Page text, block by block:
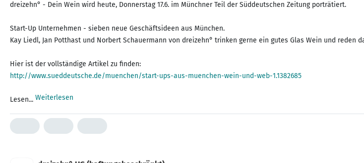
dreizehn° - Dein Wein wird heute, Donnerstag 17.6. im Münchner Teil der Süddeutschen Zeitung porträtiert.
Start-Up Unternehmen - sieben neue Geschäftsideen aus München.
Kay Liedl, Jan Potthast und Norbert Schauermann von dreizehn° trinken gerne ein gutes Glas Wein und
http://www.sueddeutsche.de/muenchen/start-ups-aus-muenchen-wein-und-web-1.1382685
Lesen... Weiterlesen